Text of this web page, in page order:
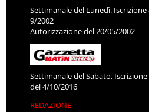
Settimanale del Lunedì.
9/2002
Autorizzazione del 20/05/2002
Settimanale del Sabato.
del 4/10/2016
REDAZIONE